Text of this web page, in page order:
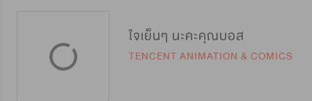
ใจเย็นๆ นะคะคุณบอส
TENCENT ANIMATION & COMICS